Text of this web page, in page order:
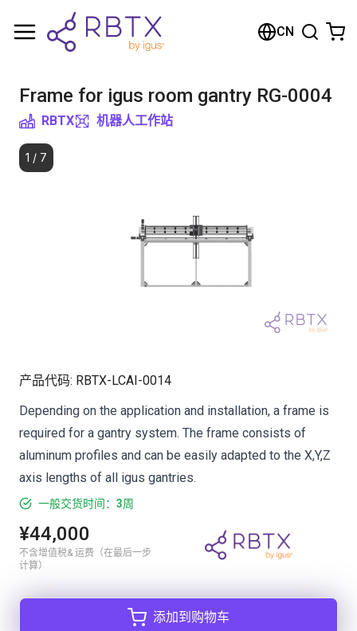
CN
Frame for igus room gantry RG-0004
RBTX 机器人工作站
1 / 7
产品代码: RBTX-LCAI-0014
Depending on the application and installation, a frame is
required for a gantry system. The frame consists of
aluminum profiles and can be easily adapted to the X,Y,Z
axis lengths of all igus gantries.
一般交货时间：3周
¥44,000
不含增值税& 运费（在最后一步
计算）
添加到购物车
购物车
浏览商店